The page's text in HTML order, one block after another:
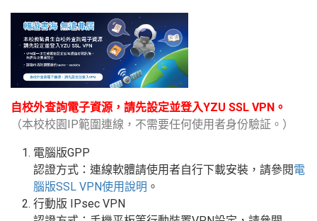
自校外查詢電子資源，請先設定並登入YZU SSL VPN。
（本校校園IP範圍連線，不需要任何使用者身份驗証。）
電腦版GPP
認證方式：連線軟體請使用者自行下載安裝，請參閱電
腦版SSL VPN使用說明 。
行動版
IPsec VPN